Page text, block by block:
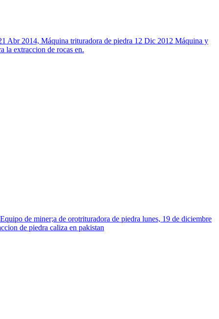
Abr 2014, Máquina trituradora de piedra 12 Dic 2012 Máquina y
la extraccion de rocas en.
de miner;a de orotrituradora de piedra lunes, 19 de diciembre
de piedra caliza en pakistan